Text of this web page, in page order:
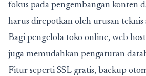
fokus pada pengembangan konten
harus direpotkan oleh urusan teknis
Bagi pengelola toko online, web
juga memudahkan pengaturan
Fitur seperti SSL gratis, backup